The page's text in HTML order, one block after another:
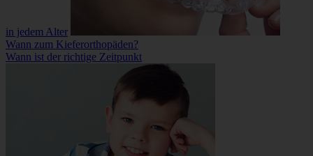
in jedem Alter
Wann zum Kieferorthopäden?
Wann ist der richtige Zeitpunkt